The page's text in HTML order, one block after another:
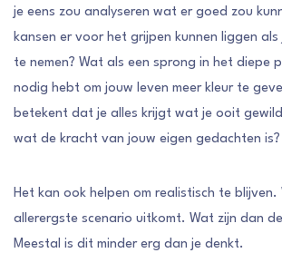
je eens zou analyseren wat er goed zou
kansen er voor het grijpen kunnen liggen
te nemen? Wat als een sprong in het diepe
nodig hebt om jouw leven meer kleur te
betekent dat je alles krijgt wat je ooit
wat de kracht van jouw eigen gedachten is?
Het kan ook helpen om realistisch te
allerergste scenario uitkomt. Wat zijn dan
Meestal is dit minder erg dan je denkt.